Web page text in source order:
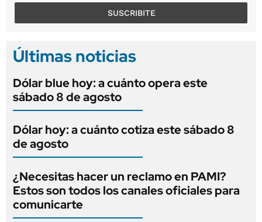
SUSCRIBITE
Últimas noticias
Dólar blue hoy: a cuánto opera este
sábado 8 de agosto
Dólar hoy: a cuánto cotiza este sábado 8
de agosto
¿Necesitas hacer un reclamo en PAMI?
Estos son todos los canales oficiales para
comunicarte